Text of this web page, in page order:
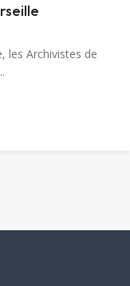
les Archivistes de